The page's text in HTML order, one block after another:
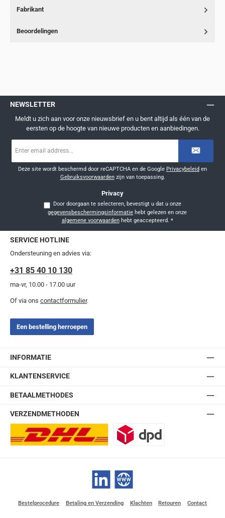
Fabrikant
Beoordelingen
NEWSLETTER
Meldt u zich aan voor onze nieuwsbrief en u bent altijd als één van de
eersten op de hoogte van nieuwe producten en aanbiedingen.
mailadres
Deze site wordt beschermd door reCAPTCHA en de Google Privacybeleid en
Gebruiksvoorwaardenzijn van toepassing.
Privacy
Door doorgaan te selecteren, bevestigt u dat u onze
gegevensbeschermingsinformatie
algemene voorwaardenhebt geaccepteerd. *
SERVICE HOTLINE
Ondersteuning en advies via:
+31 85 40 10 130
ma-vr, 10.00 - 17.00 uur
Of via ons contactformulier.
Een bestelling herroepen
INFORMATIE
KLANTENSERVICE
BETAALMETHODES
VERZENDMETHODEN
LinkedIn Website
Bestelprocedure Betaling en Verzending Klachten Retouren Contact